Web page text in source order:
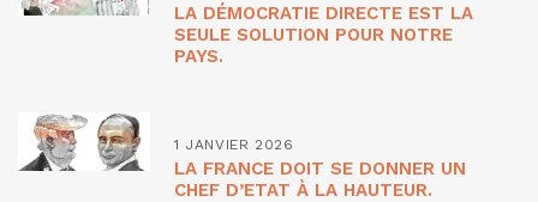
LA DÉMOCRATIE DIRECTE EST LA
SEULE SOLUTION POUR NOTRE
PAYS.
1 JANVIER 2026
LA FRANCE DOIT SE DONNER UN
CHEF D’ETAT À LA HAUTEUR.